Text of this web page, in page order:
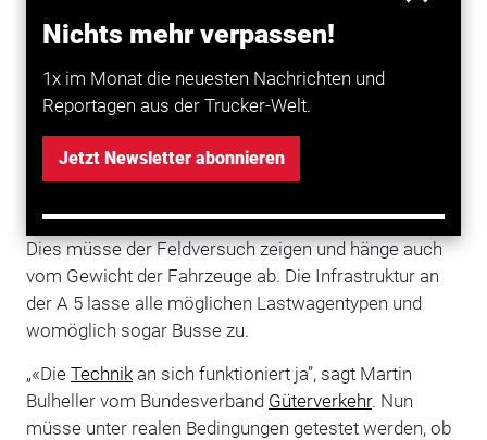
Nichts mehr verpassen!
1x im Monat die neuesten Nachrichten und
Reportagen aus der Trucker-Welt.
Jetzt Newsletter abonnieren
Leitung gekoppelt. „Er muss nicht einfädeln.” Die
Laster können während der Fahrt auch die Spur
wechseln und dabei abdocken, sagte Wagner. Denn
Fahrspuren.
Akku dann kommen, ist noch unklar, sagte Reusswig.
Dies müsse der Feldversuch zeigen und hänge auch
vom Gewicht der Fahrzeuge ab. Die Infrastruktur an
der A 5 lasse alle möglichen Lastwagentypen und
womöglich sogar Busse zu.
„«Die Technikan sich funktioniert ja”, sagt Martin
Bulheller vom Bundesverband Güterverkehr. Nun
müsse unter realen Bedingungen getestet werden, ob